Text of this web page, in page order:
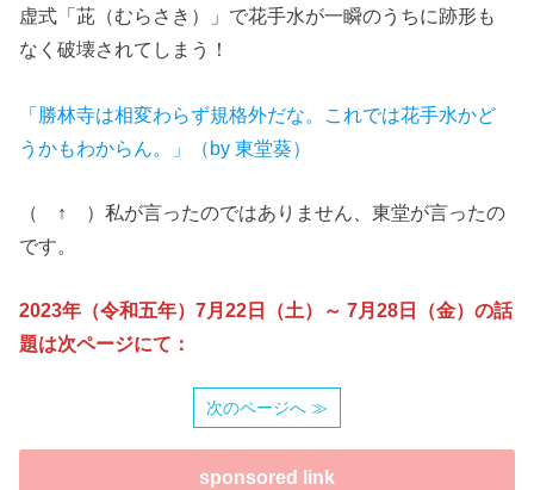
虚式「茈（むらさき）」で花手水が一瞬のうちに跡形も
なく破壊されてしまう！
「勝林寺は相変わらず規格外だな。これでは花手水かど
うかもわからん。」（by 東堂葵）
（ ↑ ）私が言ったのではありません、東堂が言ったの
です。
2023年（令和五年）7月22日（土）～ 7月28日（金）の話
題は次ページにて：
次のページへ ≫
sponsored link